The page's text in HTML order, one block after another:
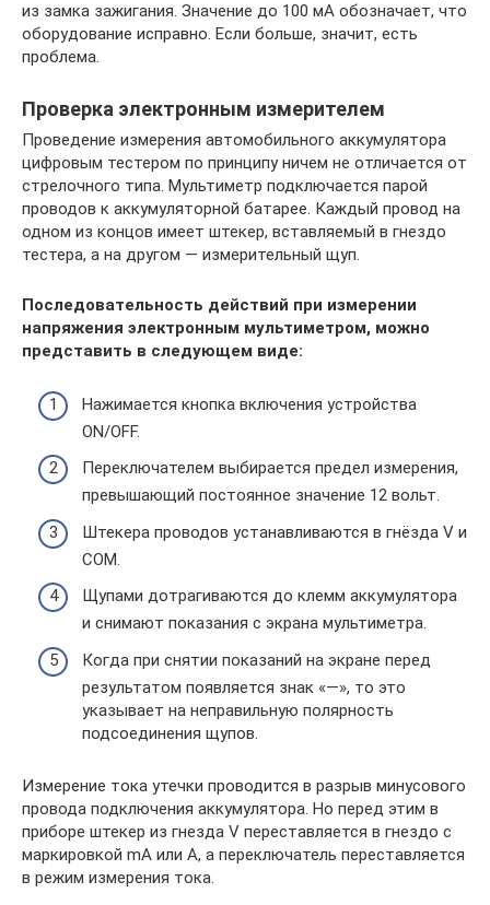
из замка зажигания. Значение до 100 мА обозначает, что
оборудование исправно. Если больше, значит, есть
проблема.
Проверка электронным измерителем
Проведение измерения автомобильного аккумулятора
цифровым тестером по принципу ничем не отличается от
стрелочного типа. Мультиметр подключается парой
проводов к аккумуляторной батарее. Каждый провод на
одном из концов имеет штекер, вставляемый в гнездо
тестера, а на другом — измерительный щуп.
Последовательность действий при измерении
напряжения электронным мультиметром, можно
представить в следующем виде:
Нажимается кнопка включения устройства
ON/OFF.
Переключателем выбирается предел измерения,
превышающий постоянное значение 12 вольт.
Штекера проводов устанавливаются в гнёзда V и
COM.
Щупами дотрагиваются до клемм аккумулятора
и снимают показания с экрана мультиметра.
Когда при снятии показаний на экране перед
результатом появляется знак «—», то это
указывает на неправильную полярность
подсоединения щупов.
Измерение тока утечки проводится в разрыв минусового
провода подключения аккумулятора. Но перед этим в
приборе штекер из гнезда V переставляется в гнездо с
маркировкой mA или A, а переключатель переставляется
в режим измерения тока.